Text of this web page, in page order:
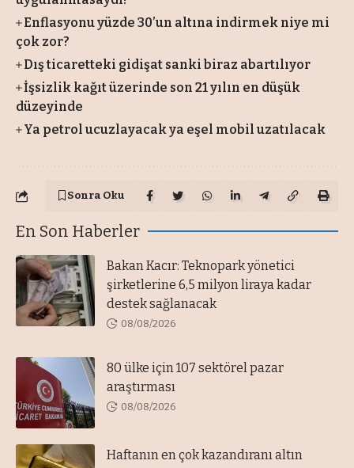
Enflasyonu yüzde 30’un altına indirmek niye mi
çok zor?
Dış ticaretteki gidişat sanki biraz abartılıyor
İşsizlik kağıt üzerinde son 21 yılın en düşük
düzeyinde
Ya petrol ucuzlayacak ya eşel mobil uzatılacak
Sonra Oku
En Son Haberler
Bakan Kacır: Teknopark yönetici
şirketlerine 6,5 milyon liraya kadar
destek sağlanacak
08/08/2026
80 ülke için 107 sektörel pazar
araştırması
08/08/2026
Haftanın en çok kazandıranı altın